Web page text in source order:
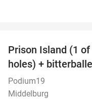
Prison Island (1
holes) +
Podium19
Middelburg